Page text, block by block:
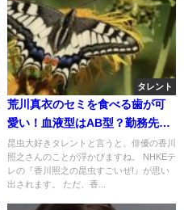
タレント
荒川真衣のセミを食べる歯が可
愛い！血液型はAB型？勤務先は
どこ？
昆虫大好きタレントと言うと、俳優の香川
照之さんのことが浮かびますね。 NHKEテ
レの『香川照之の昆虫すごいぜ!』が思い
出されます。 ただ、香...